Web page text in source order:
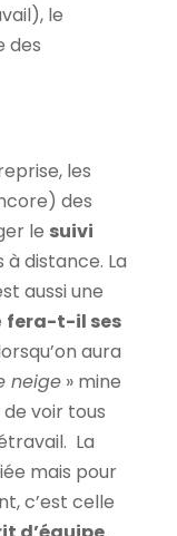
le
des
les
des
le suivi
distance. La
aussi une
fera-t-il ses
aura
neige» mine
voir tous
La
mais pour
c’est celle